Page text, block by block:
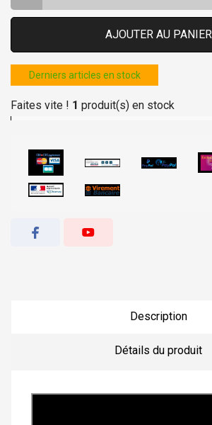
AJOUTER AU PANIER
Derniers articles en stock
Faites vite ! 1 produit(s) en stock
Description
Détails du produit